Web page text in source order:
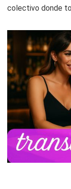
colectivo donde